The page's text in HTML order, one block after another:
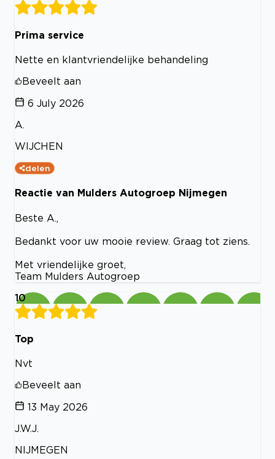
Prima service
Nette en klantvriendelijke behandeling
Beveelt aan
6 July 2026
A.
WIJCHEN
delen
Reactie van Mulders Autogroep Nijmegen
Beste A.,
Bedankt voor uw mooie review. Graag tot ziens.
Met vriendelijke groet,
Team Mulders Autogroep
10
Top
Nvt
Beveelt aan
13 May 2026
J.W.J.
NIJMEGEN